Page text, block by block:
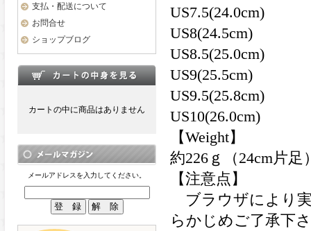
支払・配送について
お問合せ
ショップブログ
カートの中に商品はありません
メールアドレスを入力してください。
US7.5(24.0cm)
US8(24.5cm)
US8.5(25.0cm)
US9(25.5cm)
US9.5(25.8cm)
US10(26.0cm)
【Weight】
約226ｇ（24cm片足
【注意点】
ブラウザにより
らかじめご了承下